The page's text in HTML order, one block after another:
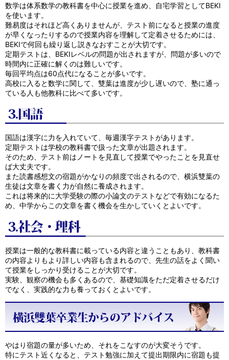
数学は体系数学の教科書を中心に授業を進め、自宅学習としてBEKI
を使います。
難易度はそれほど高くありませんが、テスト前になると授業の進度
が早くなったりするので授業内容を理解して定着させるためには、
BEKIで何回も繰り返し説きなおすことが大切です。
定期テストは、BEKIレベルの問題が出されますが、問題が多いので
時間内に正確に解くのは難しいです。
毎回平均点は60点代になることが多いです。
高校に入ると数学に関して、雙葉は進度が少し遅いので、塾に通っ
ている人も他教科に比べて多いです。
国語は漢字に力を入れていて、毎週漢字テストがあります。
定期テストは学校の教科書で扱った文章が出題されます。
そのため、テスト前はノートを見直して授業でやったことを見直せ
ば大丈夫です。
また読書感想文の宿題がかなりの頻度で出されるので、横浜雙葉の
生徒は文章を書く力が自然に養成されます。
これは将来的に大学受験の際の小論文のテストなどで有効になるた
め、中学からこの文章を書く機会を生かしていくとよいです。
授業は一般的な教科書に載っている内容と違うこともあり、教科書
の内容よりもより詳しい内容も含まれるので、先生の話をよく聞い
て授業をしっかり受けることが大切です。
実験、観察の機会も多くあるので、基礎知識をただ定着させるだけ
でなく、実践的な力も養っておくとよいです。
やはり宿題の量が多いため、それをこなすのが大変そうです。
特にテスト近くなると、テスト勉強に加えて提出期限内に宿題も提